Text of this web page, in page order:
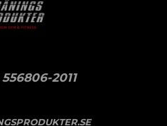
556806-2011